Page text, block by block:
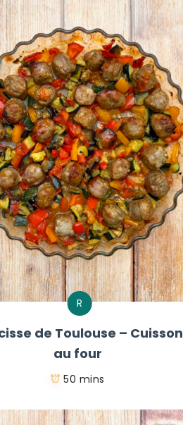
R
de Toulouse – Cuisson
au four
50 mins